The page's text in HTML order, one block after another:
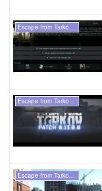
Escape from Tarkov（ タルコフ ）
Escape from Tarkov（ タルコフ ）